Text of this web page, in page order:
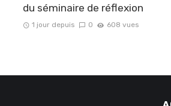
du séminaire de réflexion
1 jour depuis 0 608 vues